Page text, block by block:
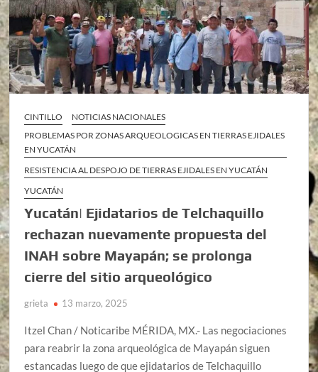
CINTILLO
NOTICIAS NACIONALES
PROBLEMAS POR ZONAS ARQUEOLOGICAS EN TIERRAS EJIDALES
EN YUCATÁN
RESISTENCIA AL DESPOJO DE TIERRAS EJIDALES EN YUCATÁN
YUCATÁN
Yucatán| Ejidatarios de Telchaquillo
rechazan nuevamente propuesta del
INAH sobre Mayapán; se prolonga
cierre del sitio arqueológico
grieta 13 marzo, 2025
Itzel Chan / Noticaribe MÉRIDA, MX.- Las negociaciones
para reabrir la zona arqueológica de Mayapán siguen
estancadas luego de que ejidatarios de Telchaquillo